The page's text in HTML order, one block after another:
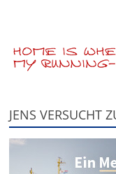
JENS VERSUCHT